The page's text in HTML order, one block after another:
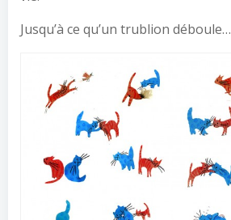
Jusqu’à ce qu’un trublion déboule…